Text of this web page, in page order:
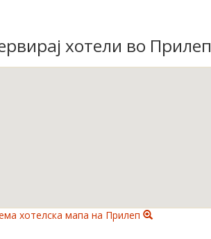
хотели во
хотелска мапа на Прилеп